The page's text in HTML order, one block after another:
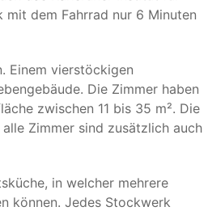
mit dem Fahrrad nur 6 Minuten
Einem vierstöckigen
Die Zimmer haben
zwischen 11 bis 35 m². Die
Zimmer sind zusätzlich auch
in welcher mehrere
können. Jedes Stockwerk